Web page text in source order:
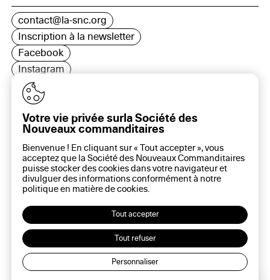
contact@la-snc.org
Inscription à la newsletter
Facebook
Instagram
LinkedIn
16 rue Rambuteau, 75003 Paris
Plan du site
Aide sur ce site
Gestion des cookies
Politique des cookies
Politique de confidentialité
Mentions légales
Votre vie privée surla Société des
Nouveaux commanditaires
Bienvenue ! En cliquant sur « Tout accepter », vous
acceptez que la Société des Nouveaux Commanditaires
puisse stocker des cookies dans votre navigateur et
divulguer des informations conformément à notre
politique en matière decookies.
Tout accepter
Tout refuser
Personnaliser